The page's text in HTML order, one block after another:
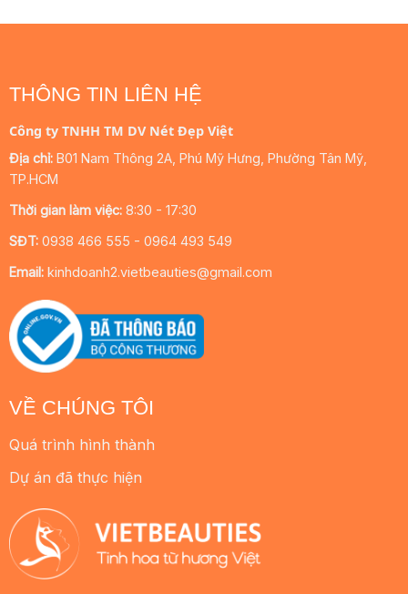
VỀ CHÚNG TÔI
Quá trình hình thành
Dự án đã thực hiện
THÔNG TIN LIÊN HỆ
Công ty TNHH TM DV Nét Đẹp Việt
Địa chỉ: B01 Nam Thông 2A, Phú Mỹ Hưng, Phường Tân Mỹ,
TP.HCM
Thời gian làm việc:8:30 - 17:30
SĐT:0938 466 555 - 0964 493 549
Email:kinhdoanh2.vietbeauties@gmail.com